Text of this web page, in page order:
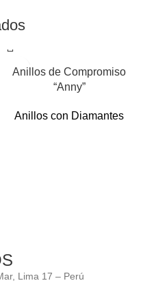
Anillos de Compromiso
“Anny”
Anillos con Diamantes
Lima 17 – Perú